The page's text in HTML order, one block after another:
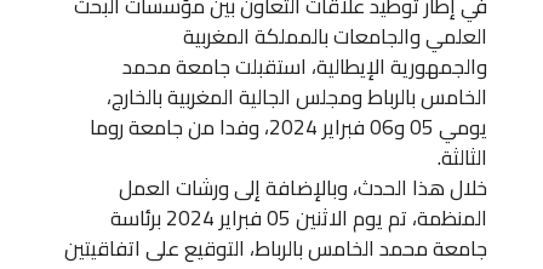
العلمي والجامعات بالمملكة المغربية
والجمهورية الإيطالية، استقبلت جامعة محمد
الخامس بالرباط ومجلس الجالية المغربية بالخارج،
يومي 05 و06 فبراير 2024، وفدا من جامعة روما
الثالثة.
خلال هذا الحدث، وبالإضافة إلى ورشات العمل
المنظمة، تم يوم الاثنين 05 فبراير 2024 برئاسة
جامعة محمد الخامس بالرباط، التوقيع على اتفاقيتين